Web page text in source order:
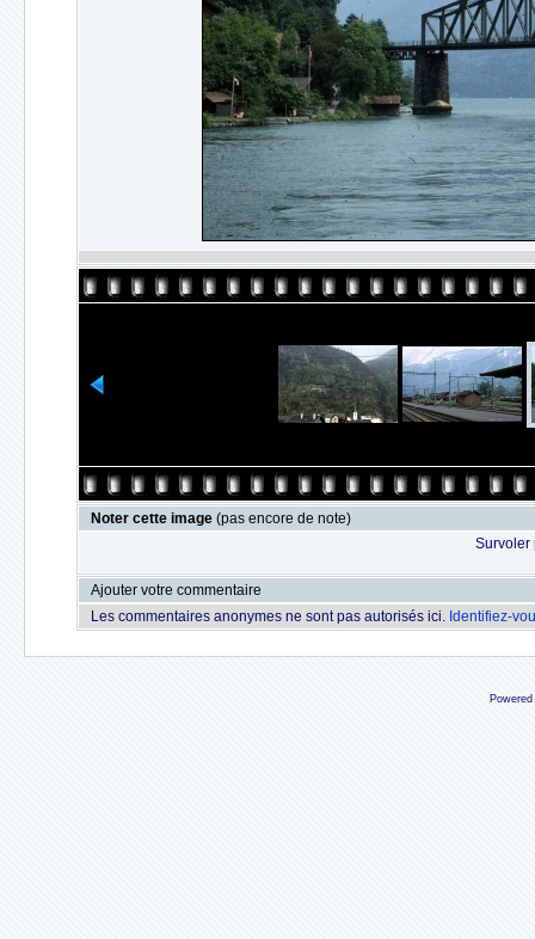
Noter cette image (pas encore de note)
Survoler
Ajouter votre commentaire
Les commentaires anonymes ne sont pas autorisés ici. Identifiez-